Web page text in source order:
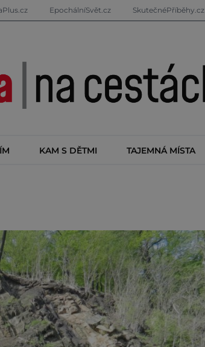
EpochálníSvět.cz SkutečnéPříběhy.cz
KAM S DĚTMI TAJEMNÁ MÍSTA